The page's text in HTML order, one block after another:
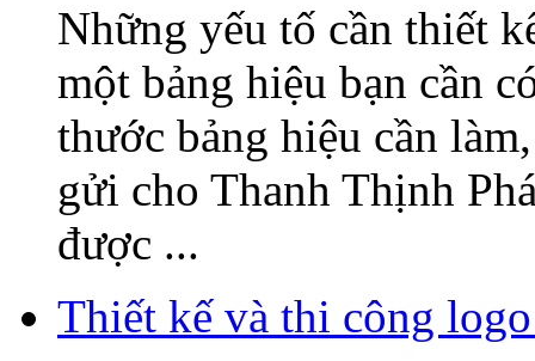
Những yếu tố cần thiết
một bảng hiệu bạn cần
thước bảng hiệu cần
gửi cho Thanh Thịnh
được ...
Thiết kế và thi công